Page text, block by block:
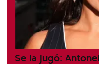
Se la jugó: